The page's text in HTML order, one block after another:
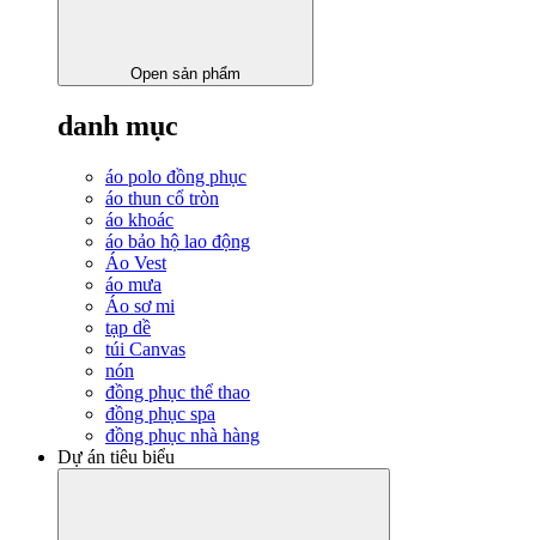
Open sản phẩm
danh mục
áo polo đồng phục
áo thun cổ tròn
áo khoác
áo bảo hộ lao động
Áo Vest
áo mưa
Áo sơ mi
tạp dề
túi Canvas
nón
đồng phục thể thao
đồng phục spa
đồng phục nhà hàng
Dự án tiêu biểu